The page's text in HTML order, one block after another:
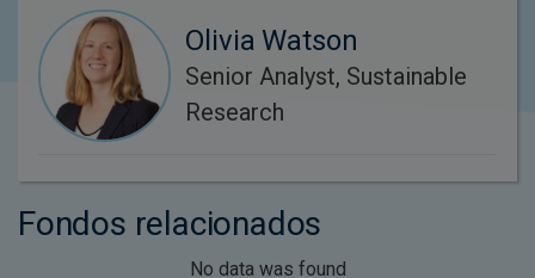
Olivia Watson
Senior Analyst, Sustainable
Research
Fondos relacionados
No data was found